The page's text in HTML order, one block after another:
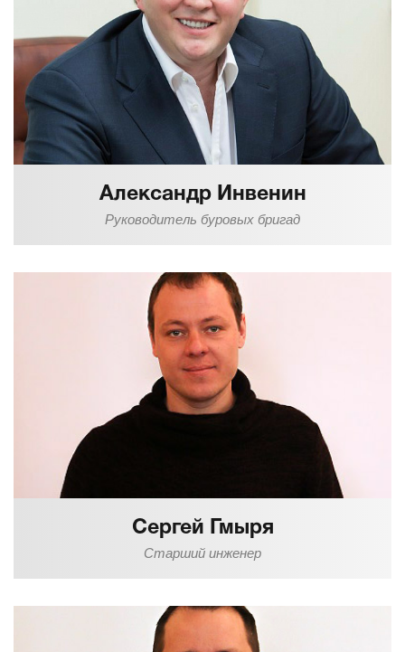
Александр Инвенин
Руководитель буровых бригад
Сергей Гмыря
Старший инженер